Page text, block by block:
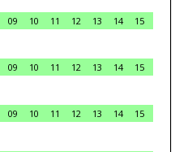
09 10 11 12 13 14
15
09 10 11 12 13 14
15
09 10 11 12 13 14
15